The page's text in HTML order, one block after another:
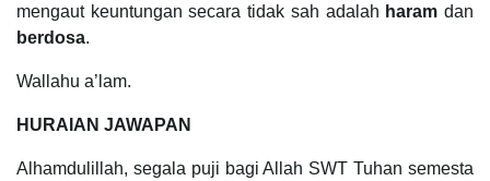
mengaut keuntungan secara tidak sah adalah haram dan
berdosa.
Wallahu a’lam.
HURAIAN JAWAPAN
Alhamdulillah, segala puji bagi Allah SWT Tuhan semesta